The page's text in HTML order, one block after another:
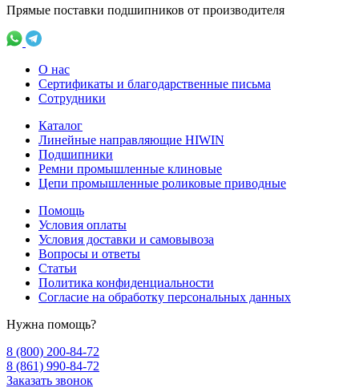
Прямые поставки подшипников от производителя
О нас
Сертификаты и благодарственные письма
Сотрудники
Каталог
Линейные направляющие HIWIN
Подшипники
Ремни промышленные клиновые
Цепи промышленные роликовые приводные
Помощь
Условия оплаты
Условия доставки и самовывоза
Вопросы и ответы
Статьи
Политика конфиденциальности
Согласие на обработку персональных данных
Нужна помощь?
8 (800) 200-84-72
8 (861) 990-84-72
Заказать звонок